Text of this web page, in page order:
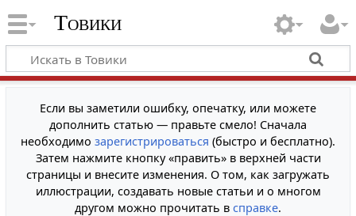
Товики
Если вы заметили ошибку, опечатку, или можете
дополнить статью — правьте смело! Сначала
необходимо зарегистрироваться (быстро и бесплатно).
Затем нажмите кнопку «править» в верхней части
страницы и внесите изменения. О том, как загружать
иллюстрации, создавать новые статьи и о многом
другом можно прочитать в справке.